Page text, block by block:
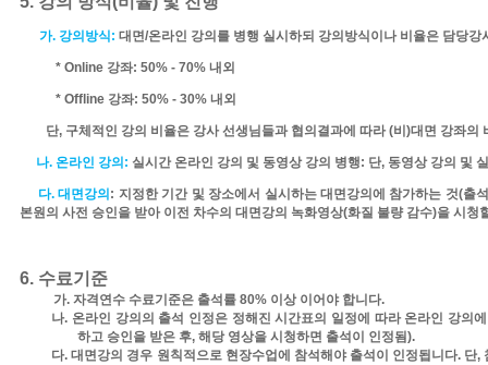
가. 강의방식: 대면/온라인 강의를 병행 실시하되 강의방식이나 비율은 담당강
* Online 강좌: 50% - 70% 내외
* Offline 강좌: 50% - 30% 내외
단, 구체적인 강의 비율은 강사 선생님들과 협의결과에 따라(비 )대면 강좌의
나. 온라인 강의 : 실시간 온라인 강의 및 동영상 강의 병행: 단, 동영상 강의 및
다.대면강의 : 지정한 기간 및 장소에서 실시하는 대면강의에 참가하는 것(출
본원의 사전 승인을 받아 이전 차수의 대면강의 녹화영상(화질 불량 감수)을 시청
6. 수료기준
가. 자격연수 수료기준은 출석률80% 이상 이어야 합니다.
나. 온라인 강의의 출석 인정은 정해진 시간표의 일정에 따라 온라인 강의
하고 승인을 받은 후,해당 영상을 시청하면 출석이 인정됨).
다.대면강의 경우 원칙적으로 현장수업에 참석해야 출석이 인정됩니다. 단,